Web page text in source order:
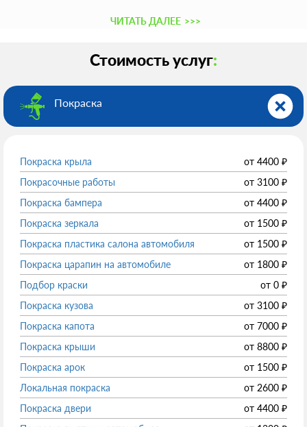
ЧИТАТЬ ДАЛЕЕ >>>
Стоимость услуг:
Покраска
Покраска крыла от 4400 ₽
Покрасочные работы
от 3100 ₽
Покраска бампера
от 4400 ₽
Покраска зеркала
от 1500 ₽
Покраска пластика салона автомобиля
от 1500 ₽
Покраска царапин на автомобиле
от 1800 ₽
Подбор краски
от 0 ₽
Покраска кузова
от 3100 ₽
Покраска капота
от 7000 ₽
Покраска крыши
от 8800 ₽
Покраска арок
от 1500 ₽
Локальная покраска
от 2600 ₽
Покраска двери
от 4400 ₽